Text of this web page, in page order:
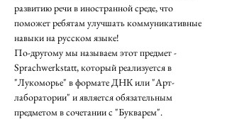
развитию речи в иностранной среде, что
поможет ребятам улучшать коммуникативные
навыки на русском языке!
По-другому мы называем этот предмет -
Sprachwerkstatt, который реализуется в
"Лукоморье" в формате ДНК или "Арт-
лаборатории" и является обязательным
предметом в сочетании с "Букварем".